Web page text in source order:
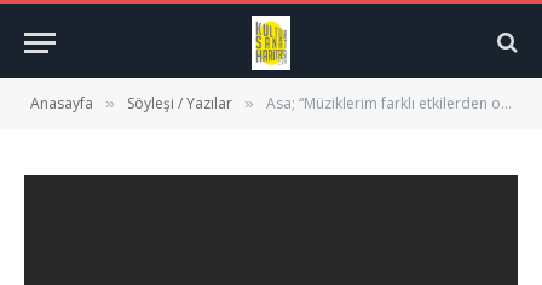
Anasayfa » Söyleşi / Yazılar » Asa; “Müziklerim farklı etkilerden ortaya çıkıyor ve ruhumdan söylüyorum…”